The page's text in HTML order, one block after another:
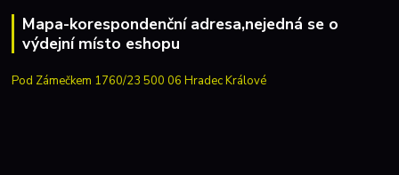
Mapa-korespondenční adresa,nejedná se o
výdejní místo eshopu
Pod Zámečkem 1760/23 500 06 Hradec Králové